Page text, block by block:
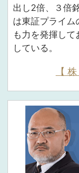
出し2倍、３倍
は東証プライ
も力を発揮し
している。
【